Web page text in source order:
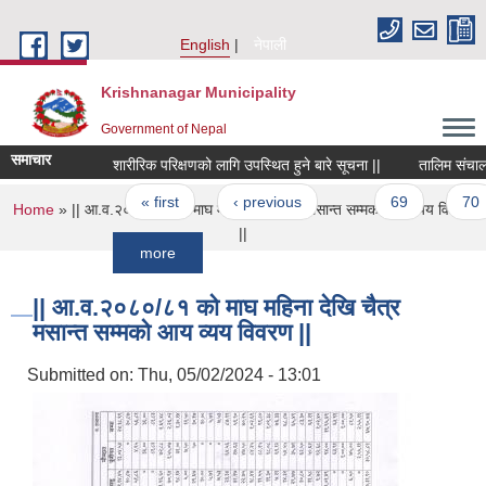
English
नेपाली
Krishnanagar Municipality
Government of Nepal
समाचार शारीरिक परिक्षणको लागि उपस्थित हुने बारे सूचना || तालिम संचालनको
Pages
« first ‹ previous … 69 70
You are here
Home » || आ.व.२०८०/८१ को माघ महिना देखि चैत्र मसान्त सम्मको आय व्यय विवरण
||
|| आ.व.२०८०/८१ को माघ महिना देखि चैत्र
मसान्त सम्मको आय व्यय विवरण ||
Submitted on: Thu, 05/02/2024 - 13:01